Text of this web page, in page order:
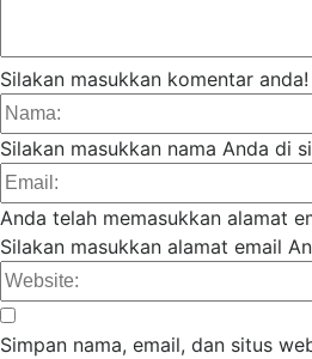
Silakan masukkan komentar anda!
Silakan masukkan nama Anda di
Anda telah memasukkan alamat
Silakan masukkan alamat email
Simpan nama, email, dan situs